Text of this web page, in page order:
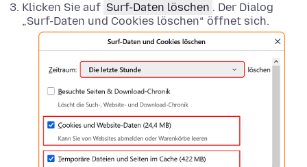
Klicken Sie auf Surf-Daten löschen . Der Dialog
„Surf-Daten und Cookies löschen“ öffnet sich.